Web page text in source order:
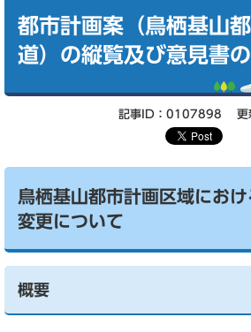
都市計画案（鳥栖基山
道）の縦覧及び意見書
記事ID：0107898 更
鳥栖基山都市計画区域にお
変更について
概要